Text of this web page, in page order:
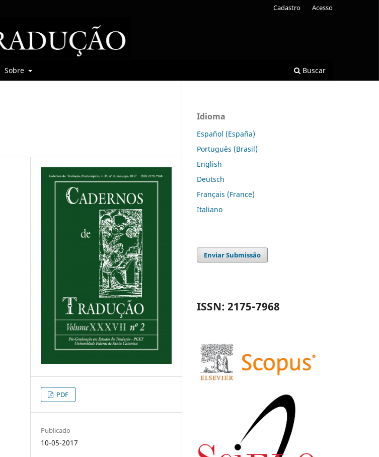
Sobre Buscar
Cadastro Acesso
PDF
Publicado
10-05-2017
Idioma
Español (España)
Português (Brasil)
English
Deutsch
Français (France)
Italiano
Enviar Submissão
ISSN: 2175-7968